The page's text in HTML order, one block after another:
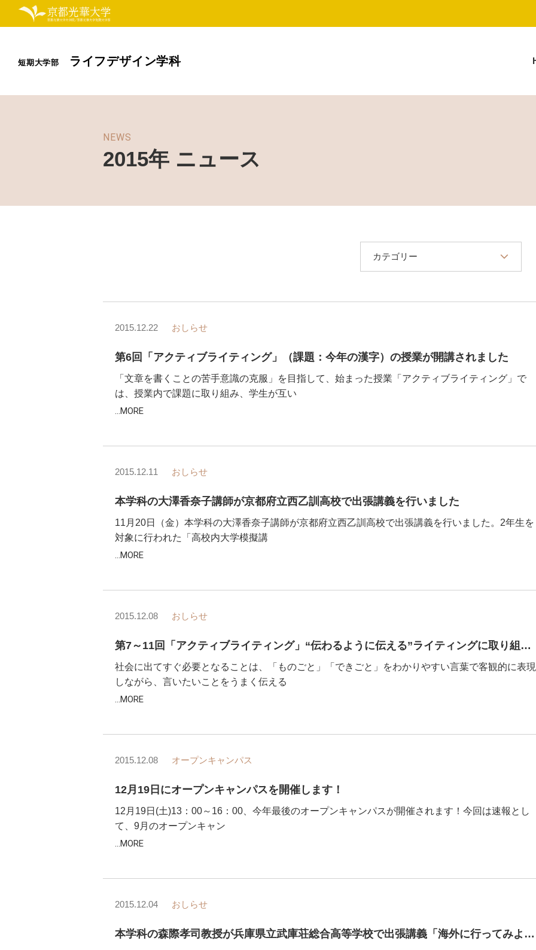
短期大学部 ライフデザイン学科
NEWS
2015年 ニュース
カテゴリー
2015.12.22 おしらせ
第6回「アクティブライティング」（課題：今年の漢字）の授業が開講されました
「文章を書くことの苦手意識の克服」を目指して、始まった授業「アクティブライティング」で
は、授業内で課題に取り組み、学生が互い
...MORE
2015.12.11 おしらせ
本学科の大澤香奈子講師が京都府立西乙訓高校で出張講義を行いました
11月20日（金）本学科の大澤香奈子講師が京都府立西乙訓高校で出張講義を行いました。2年生を
対象に行われた「高校内大学模擬講
...MORE
2015.12.08 おしらせ
第7～11回「アクティブライティング」“伝わるように伝える”ライティングに取り組みました
社会に出てすぐ必要となることは、「ものごと」「できごと」をわかりやすい言葉で客観的に表現
しながら、言いたいことをうまく伝える
...MORE
2015.12.08 オープンキャンパス
12月19日にオープンキャンパスを開催します！
12月19日(土)13：00～16：00、今年最後のオープンキャンパスが開催されます！今回は速報とし
て、9月のオープンキャン
...MORE
2015.12.04 おしらせ
本学科の森際孝司教授が兵庫県立武庫荘総合高等学校で出張講義「海外に行ってみよう」を行いました